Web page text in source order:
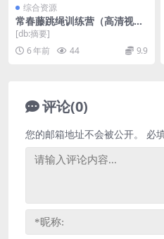
综合资源
常春藤跳绳训练营（高清视频
完结）百度网盘
[db:摘要]
6 年前
44 9.9
评论(0)
您的邮箱地址不会被公开。 必